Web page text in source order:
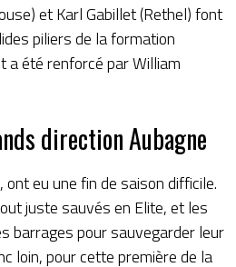
et Karl Gabillet (Rethel) font
piliers de la formation
a été renforcé par William
direction Aubagne
ont eu une fin de saison difficile.
juste sauvés en Elite, et les
barrages pour sauvegarder leur
loin, pour cette première de la